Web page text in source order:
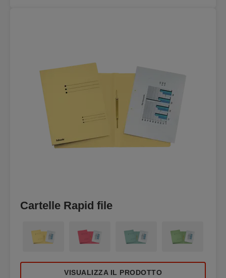
Cartelle Rapid file
VISUALIZZA IL PRODOTTO